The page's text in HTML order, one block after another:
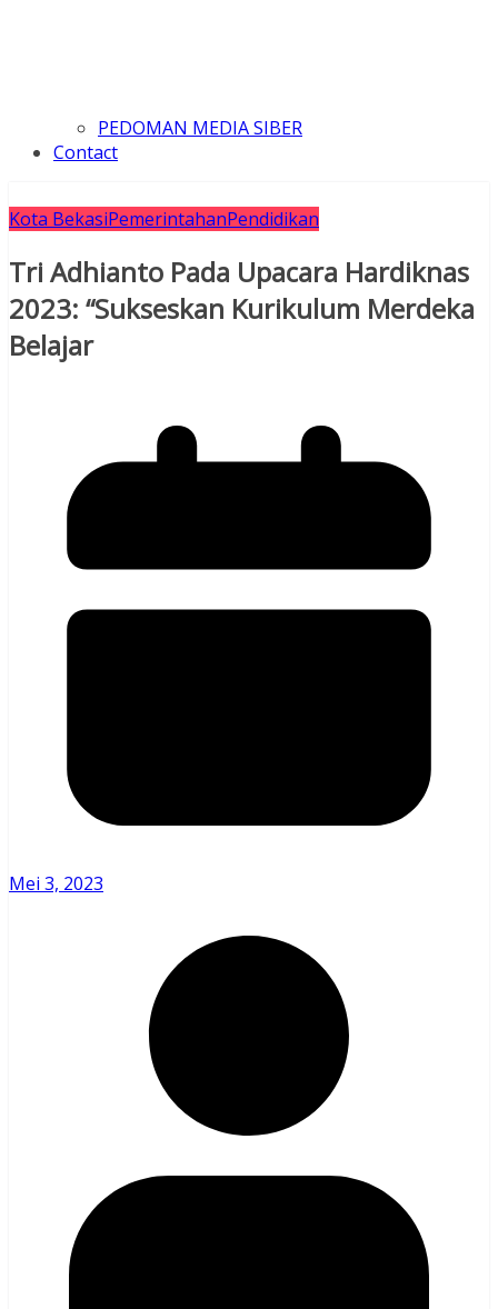
PEDOMAN MEDIA SIBER
Contact
Kota BekasiPemerintahanPendidikan
Tri Adhianto Pada Upacara Hardiknas
2023: “Sukseskan Kurikulum Merdeka
Belajar
Mei 3, 2023